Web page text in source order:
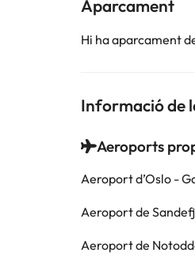
Aparcament
Hi ha aparcament
Informació de
Aeroports
Aeroport d’Oslo -
Aeroport de
Aeroport de